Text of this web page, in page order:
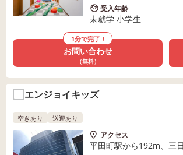
受入年齢
未就学 小学生
1分で完了！
お問い合わせ
（無料）
エンジョイキッズ
空きあり 送迎あり
アクセス
平田町駅から192m、三